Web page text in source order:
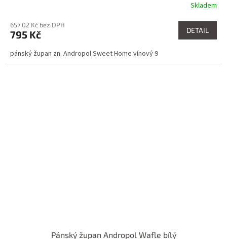
Skladem
657,02 Kč bez DPH
795 Kč DETAIL
pánský župan zn. Andropol Sweet Home vínový 9
Pánský župan Andropol Wafle bílý